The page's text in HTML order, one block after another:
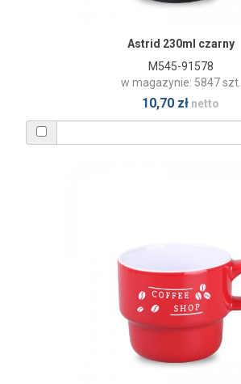
Astrid 230ml czarny
M545-91578
w magazynie: 5847 szt.
10,70 zł netto